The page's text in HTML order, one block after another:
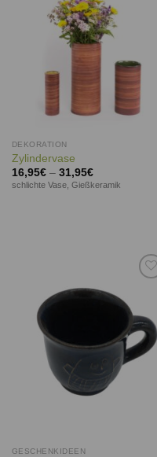
DEKORATION
Zylindervase
16,95€– 31,95€
schlichte Vase, Gießkeramik
Wunschliste
GESCHENKIDEEN